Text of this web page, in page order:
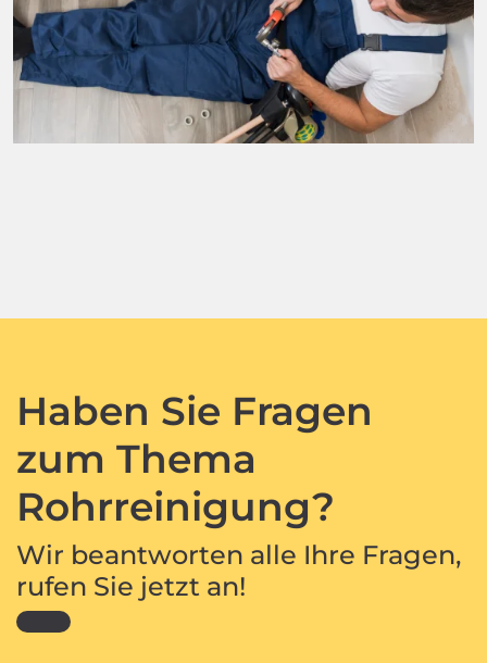
Haben Sie Fragen
zum Thema
Rohrreinigung?
Wir beantworten alle Ihre Fragen,
rufen Sie jetzt an!